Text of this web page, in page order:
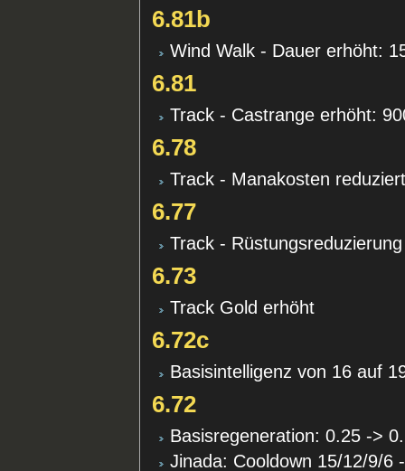
6.81b
Wind Walk - Dauer erhöht:
6.81
Track - Castrange erhöht:
6.78
Track - Manakosten
6.77
Track -
6.73
Track Gold erhöht
6.72c
Basisintelligenz von 16 auf
6.72
Basisregeneration: 0.25 ->
Jinada: Cooldown 15/12/9/6